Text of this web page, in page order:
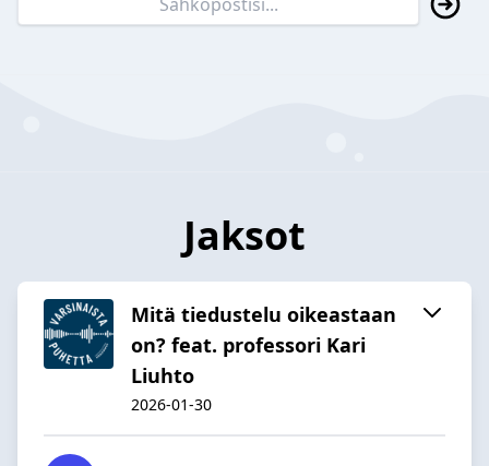
Jaksot
Mitä tiedustelu oikeastaan
on? feat. professori Kari
Liuhto
2026-01-30